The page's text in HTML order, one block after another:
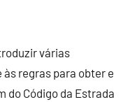
várias
regras para obter e
do Código da Estrada